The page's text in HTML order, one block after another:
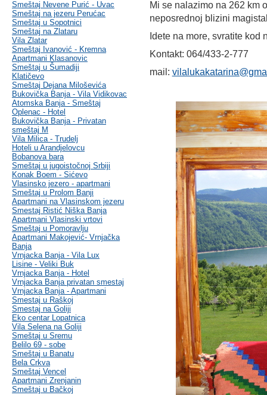
Smeštaj Nevene Purić - Uvac
Smeštaj na jezeru Perućac
Smeštaj u Sopotnici
Smeštaj na Zlataru
Vila Zlatar
Smeštaj Ivanović - Kremna
Apartmani Klasanovic
Smeštaj u Šumadiji
Klatičevo
Smeštaj Dejana Miloševića
Bukovička Banja - Vila Vidikovac
Atomska Banja - Smeštaj
Oplenac - Hotel
Bukovička Banja - Privatan
smeštaj M
Vila Milica - Trudelj
Hoteli u Arandjelovcu
Bobanova bara
Smeštaj u jugoistočnoj Srbiji
Konak Boem - Sićevo
Vlasinsko jezero - apartmani
Smeštaj u Prolom Banji
Apartmani na Vlasinskom jezeru
Smestaj Ristić Niška Banja
Apartmani Vlasinski vrtovi
Smeštaj u Pomoravlju
Apartmani Makojević- Vrnjačka
Banja
Vrnjacka Banja - Vila Lux
Lisine - Veliki Buk
Vrnjacka Banja - Hotel
Vrnjacka Banja privatan smestaj
Vrnjacka Banja - Apartmani
Smestaj u Raškoj
Smestaj na Goliji
Eko centar Lopatnica
Vila Selena na Goliji
Smeštaj u Sremu
Belilo 69 - sobe
Smeštaj u Banatu
Bela Crkva
Smeštaj Vencel
Apartmani Zrenjanin
Smeštaj u Bačkoj
Mi se nalazimo na 262 km
neposrednoj blizini
Idete na more, svratite kod
Kontakt: 064/433-2-777
mail: